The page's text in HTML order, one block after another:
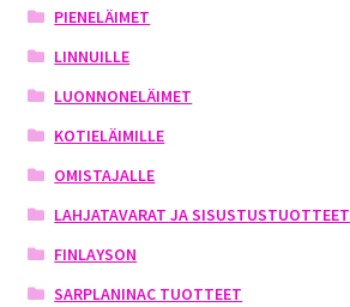
PIENELÄIMET
LINNUILLE
LUONNONELÄIMET
KOTIELÄIMILLE
OMISTAJALLE
LAHJATAVARAT JA SISUSTUSTUOTTEET
FINLAYSON
SARPLANINAC TUOTTEET